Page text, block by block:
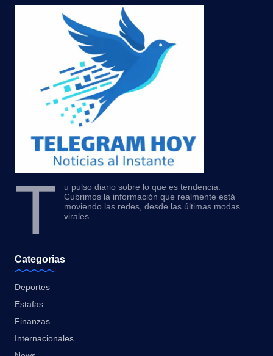
T
u pulso diario sobre lo que es tendencia.
Cubrimos la información que realmente está
moviendo las redes, desde las últimas modas
virales
Categorias
Deportes
Estafas
Finanzas
Internacionales